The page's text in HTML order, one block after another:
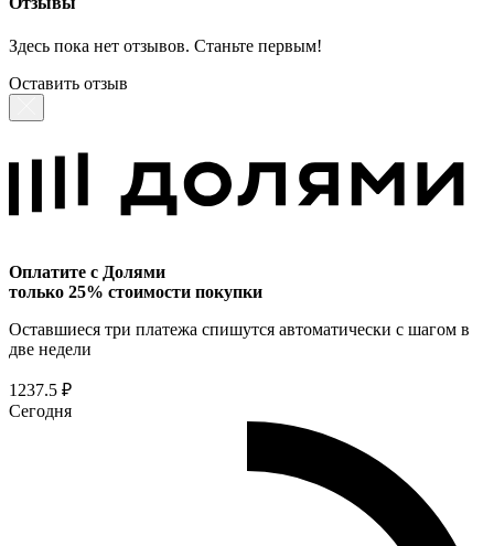
Здесь пока нет отзывов. Станьте первым!
Оставить отзыв
Оплатите с Долями
только 25% стоимости покупки
Оставшиеся три платежа спишутся автоматически с шагом в
две недели
1237.5 ₽
Сегодня